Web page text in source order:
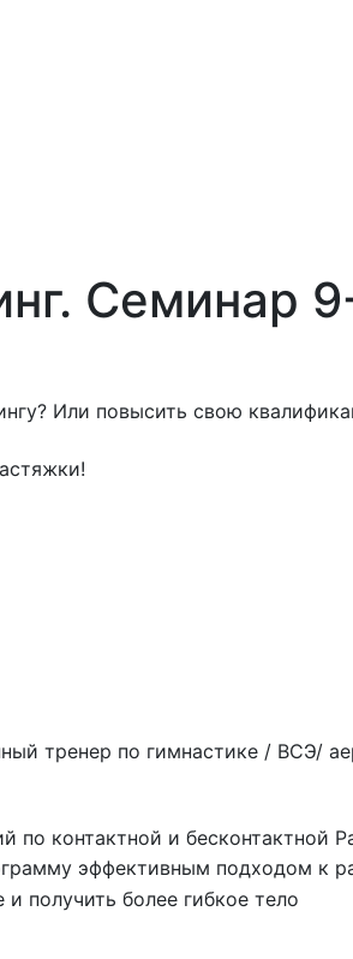
Семинар
Или повысить свою
тренер по гимнастике / ВСЭ/
по контактной и бесконтактной
эффективным подходом к
получить более гибкое тело